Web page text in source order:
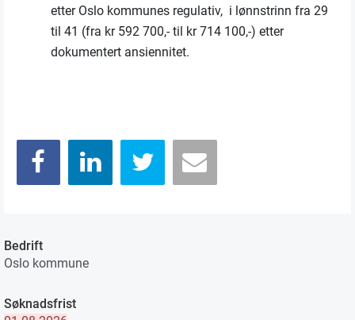
etter Oslo kommunes regulativ, i lønnstrinn fra 29
til 41 (fra kr 592 700,- til kr 714 100,-) etter
dokumentert ansiennitet.
Bedrift
Oslo kommune
Søknadsfrist